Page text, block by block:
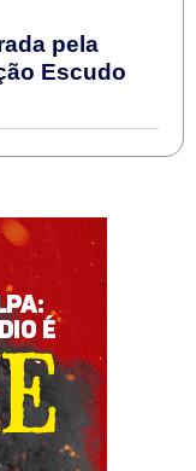
pela
Escudo